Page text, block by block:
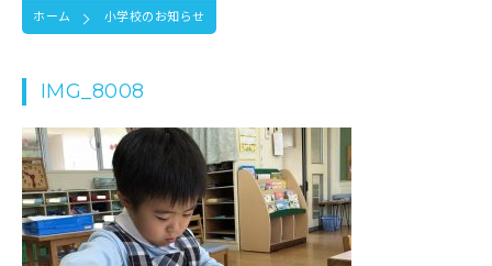
ホーム 小学校のお知らせ
IMG_8008